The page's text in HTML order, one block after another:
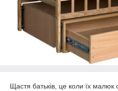
Щастя батьків, це коли їх малюк